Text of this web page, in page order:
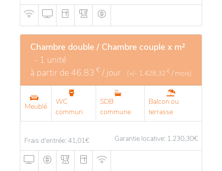
Chambre double / Chambre couple x m²
- 1 unité
à partir de 46,83 € / jour (+/- 1.428,32 € / mois)
Meublé
WC
commun
SDB
commune
Balcon ou
terrasse
Frais d'entrée: 41,01€ Garantie locative: 1.230,30€